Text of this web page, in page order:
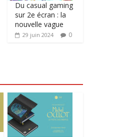
Du casual gaming
sur 2e écran : la
nouvelle vague
29 juin 2024 0